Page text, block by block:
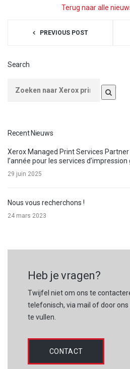
Terug naar alle
PREVIOUS POST
Search
Recent Nieuws
Xerox Managed Print Services
l’année pour les services
29 juin 2025
Nous vous recherchons !
24 mars 2023
Heb je vragen?
Twijfel niet om ons te
telefonisch, via mail of door
te vullen.
CONTACT